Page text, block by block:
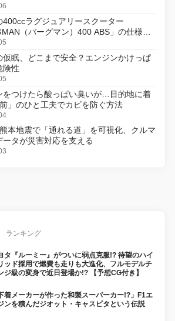
400ccラグジュアリースクーター
（バーグマン）400 ABS」の仕様を
月18日に発売
仮眠、どこまで安全？エンジンかけっぱ
険性
をつけたら酸っぱい臭いが…目的地に着
」のひと工夫でカビを防ぐ方法
本地震で「通れる道」を可視化、クルマ
ータが災害対応を支える
ランキング
タ『ルーミー』がついに弱点克服!? 待望のハイ
ッド採用で燃費も走りも大進化、フルモデルチ
ジ級の変身で近日登場か!? 【予想CG付き】
着メーカーが作った和製スーパーカー!?」F1エ
ンを積んだジオット・キャスピタという伝説